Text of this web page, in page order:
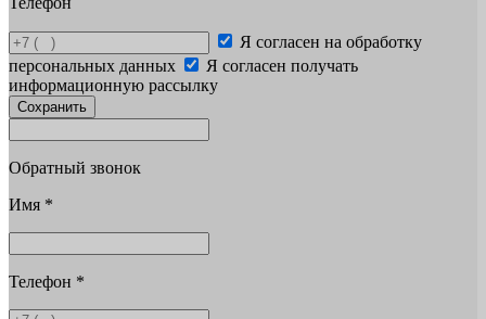
Я согласен на обработку
персональных данных
Я согласен получать
информационную рассылку
Сохранить
Обратный звонок
Имя *
Телефон *